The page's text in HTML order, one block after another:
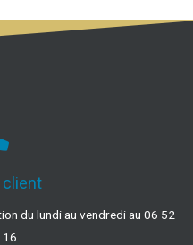
client
du lundi au vendredi au 06 52
16